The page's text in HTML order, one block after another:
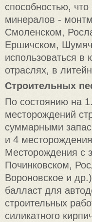
способностью,
минералов -
Смоленском,
Ершичском,
использоваться в
отраслях, в
Строительных
По состоянию на
месторождений
суммарными
и 4
Месторождения с
Починковском,
Вороновское и
балласт для
строительных
силикатного